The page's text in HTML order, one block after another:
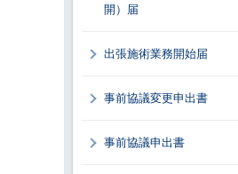
開）届
出張施術業務開始届
事前協議変更申出書
事前協議申出書